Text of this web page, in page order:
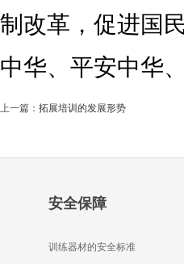
制改革，促进国
中华、平安中华
上一篇： 拓展培训的发展形势
安全保障
训练器材的安全标准